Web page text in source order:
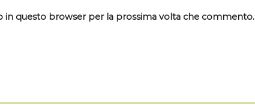
in questo browser per la prossima volta che commento.